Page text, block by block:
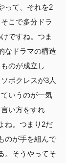
って、それを2
こで多分ドラ
ですね。つま
なドラマの構造
のが成立し
ポクレスが3人
いうのが一気
い方をすれ
ね。つまり2だ
のが手を組んで
。そうやってそ